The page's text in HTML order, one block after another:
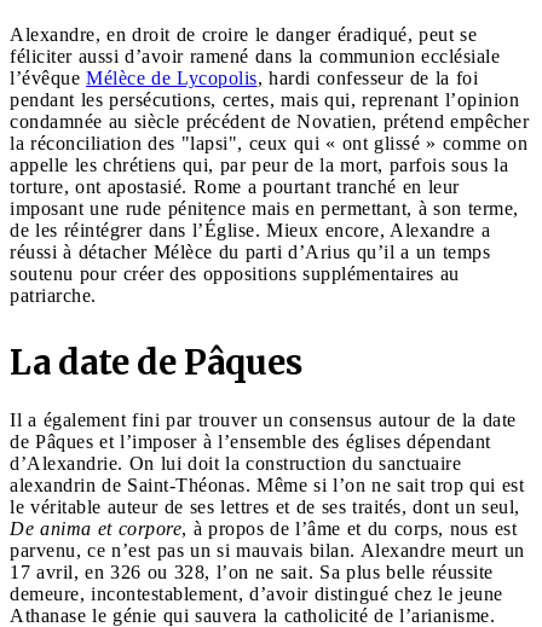
Alexandre, en droit de croire le danger éradiqué, peut se
féliciter aussi d’avoir ramené dans la communion ecclésiale
l’évêque Mélèce de Lycopolis, hardi confesseur de la foi
pendant les persécutions, certes, mais qui, reprenant l’opinion
condamnée au siècle précédent de Novatien, prétend empêcher
la réconciliation des "lapsi", ceux qui « ont glissé » comme on
appelle les chrétiens qui, par peur de la mort, parfois sous la
torture, ont apostasié. Rome a pourtant tranché en leur
imposant une rude pénitence mais en permettant, à son terme,
de les réintégrer dans l’Église. Mieux encore, Alexandre a
réussi à détacher Mélèce du parti d’Arius qu’il a un temps
soutenu pour créer des oppositions supplémentaires au
patriarche.
La date de Pâques
Il a également fini par trouver un consensus autour de la date
de Pâques et l’imposer à l’ensemble des églises dépendant
d’Alexandrie. On lui doit la construction du sanctuaire
alexandrin de Saint-Théonas. Même si l’on ne sait trop qui est
le véritable auteur de ses lettres et de ses traités, dont un seul,
De anima et corpore, à propos de l’âme et du corps, nous est
parvenu, ce n’est pas un si mauvais bilan. Alexandre meurt un
17 avril, en 326 ou 328, l’on ne sait. Sa plus belle réussite
demeure, incontestablement, d’avoir distingué chez le jeune
Athanase le génie qui sauvera la catholicité de l’arianisme.